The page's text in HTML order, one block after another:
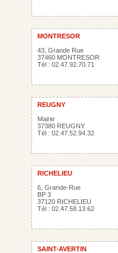
MONTRESOR
43, Grande Rue
37460 MONTRESOR
Tél : 02.47.92.70.71
REUGNY
Mairie
37380 REUGNY
Tél : 02.47.52.94.32
RICHELIEU
6, Grande-Rue
BP 3
37120 RICHELIEU
Tél : 02.47.58.13.62
SAINT-AVERTIN